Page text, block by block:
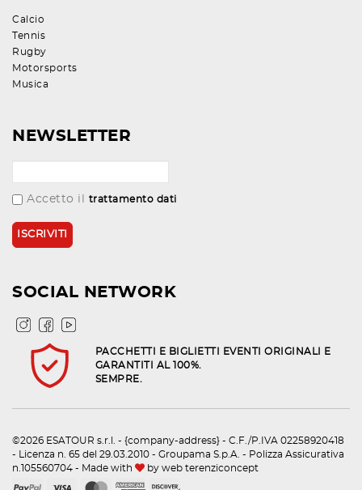
Calcio
Tennis
Rugby
Motorsports
Musica
NEWSLETTER
Accetto il trattamento dati
SOCIAL NETWORK
PACCHETTI E BIGLIETTI EVENTI ORIGINALI E
GARANTITI AL 100%.
SEMPRE.
©2026 ESATOUR s.r.l. - {company-address} - C.F./P.IVA 02258920418
- Licenza n. 65 del 29.03.2010 - Groupama S.p.A. - Polizza Assicurativa
n.105560704 - Made with
by web terenziconcept